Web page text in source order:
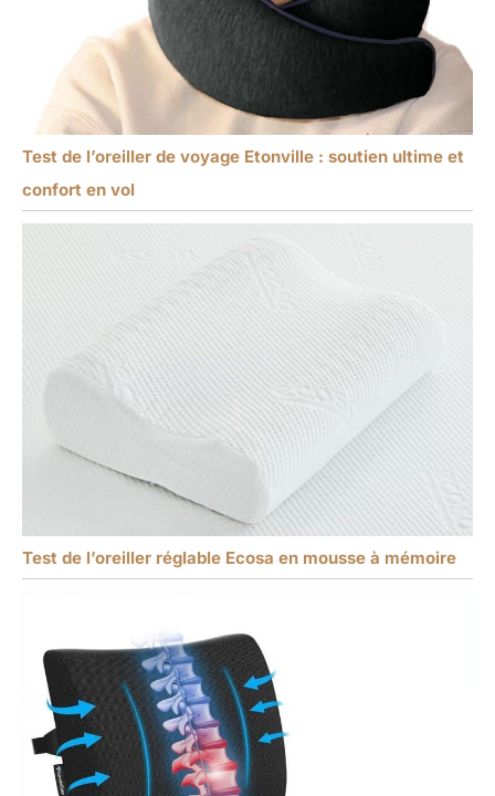
Test de l’oreiller de voyage Etonville : soutien ultime et
confort en vol
Test de l’oreiller réglable Ecosa en mousse à mémoire